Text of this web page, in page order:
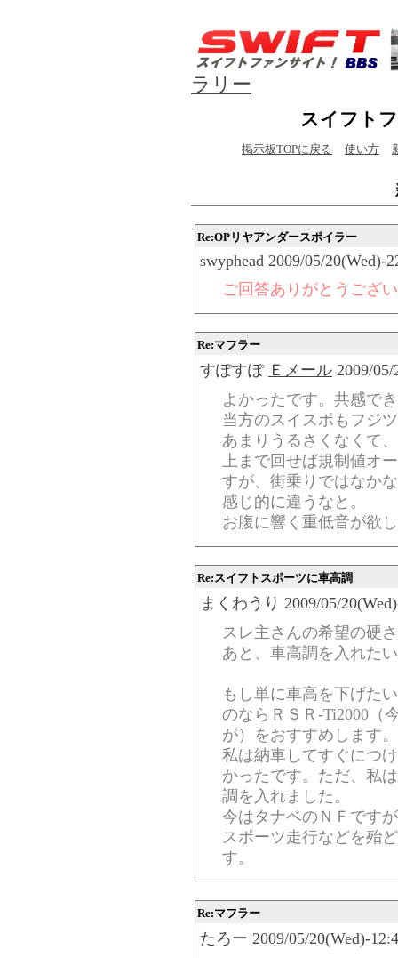
ラリー
スイフト
掲示板TOPに戻る 使い方
Re:OPリヤアンダースポイラー
swyphead 2009/05/20(Wed)-
ご回答ありがとうござ
Re:マフラー
すぽすぽ Ｅメール 2009/
よかったです。共感で
当方のスイスポもフジ
あまりうるさくなくて
上まで回せば規制値オ
すが、街乗りではなか
感じ的に違うなと。
お腹に響く重低音が欲
Re:スイフトスポーツに車高調
まくわうり 2009/05/
スレ主さんの希望の硬
あと、車高調を入れた
もし単に車高を下げた
のならＲＳＲ-Ti2000（
が）をおすすめします。
私は納車してすぐにつ
かったです。ただ、私
調を入れました。
今はタナベのＮＦです
スポーツ走行などを殆
す。
Re:マフラー
たろー 2009/05/20(Wed)-